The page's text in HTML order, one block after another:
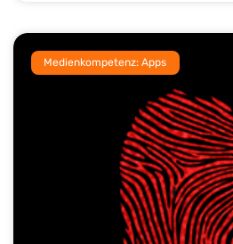
Medienkompetenz: Apps